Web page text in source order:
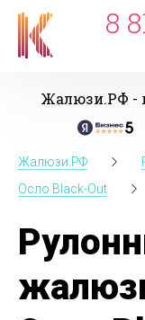
8
Жалюзи.РФ -
Жалюзи.РФ
Осло Black-Out